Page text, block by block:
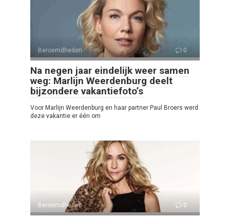
Beroemdheden 0
Na negen jaar eindelijk weer samen
weg: Marlijn Weerdenburg deelt
bijzondere vakantiefoto’s
Voor Marlijn Weerdenburg en haar partner Paul Broers werd
deze vakantie er één om
Beroemdheden 0